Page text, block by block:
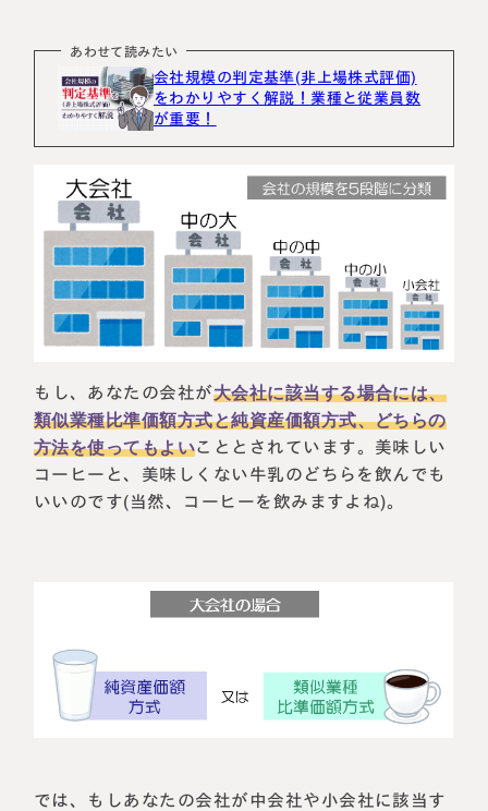
あわせて読みたい
会社規模の判定基準(非上場株式評価)
をわかりやすく解説！業種と従業員数
が重要！
もし、あなたの会社が大会社に該当する場合には、
類似業種比準価額方式と純資産価額方式、どちらの
方法を使ってもよいこととされています。美味しい
コーヒーと、美味しくない牛乳のどちらを飲んでも
いいのです(当然、コーヒーを飲みますよね)。
では、もしあなたの会社が中会社や小会社に該当す